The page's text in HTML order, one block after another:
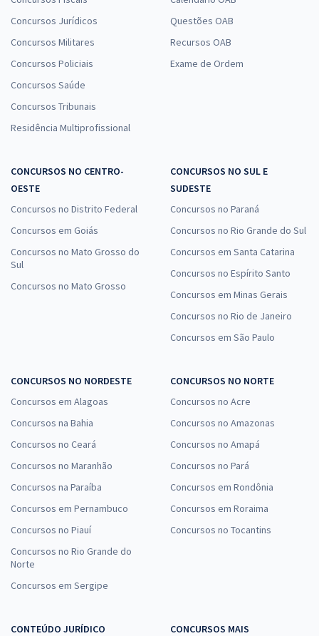
Concursos Jurídicos
Concursos Militares
Concursos Policiais
Concursos Saúde
Concursos Tribunais
Residência Multiprofissional
Questões OAB
Recursos OAB
Exame de Ordem
CONCURSOS NO CENTRO-
OESTE
Concursos no Distrito Federal
Concursos em Goiás
Concursos no Mato Grosso do
Sul
Concursos no Mato Grosso
CONCURSOS NO SUL E
SUDESTE
Concursos no Paraná
Concursos no Rio Grande do Sul
Concursos em Santa Catarina
Concursos no Espírito Santo
Concursos em Minas Gerais
Concursos no Rio de Janeiro
Concursos em São Paulo
CONCURSOS NO NORDESTE
Concursos em Alagoas
Concursos na Bahia
Concursos no Ceará
Concursos no Maranhão
Concursos na Paraíba
Concursos em Pernambuco
Concursos no Piauí
Concursos no Rio Grande do
Norte
Concursos em Sergipe
CONCURSOS NO NORTE
Concursos no Acre
Concursos no Amazonas
Concursos no Amapá
Concursos no Pará
Concursos em Rondônia
Concursos em Roraima
Concursos no Tocantins
CONTEÚDO JURÍDICO
CONCURSOS MAIS